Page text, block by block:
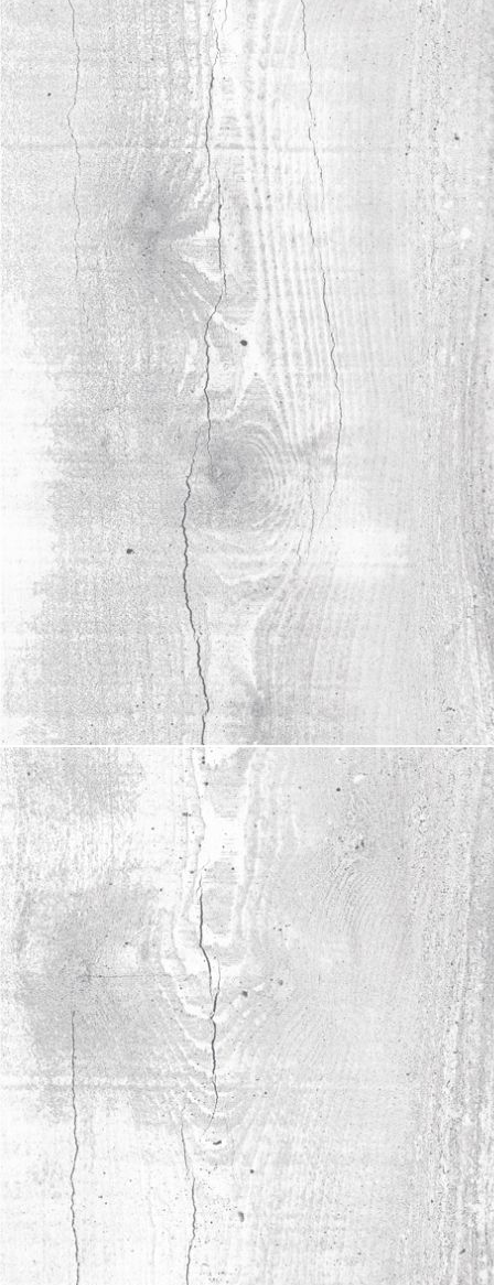
ЛДСП Lamarty FORMA.
читать полностью
10.12.2025
МЕБЕЛЬНАЯ КОНФЕРЕНЦИЯ В
КИРОВЕ: РЕШЕНИЯ LAMARTY И
SYPLY
В Кирове прошла отраслевая конференция
для специалистов мебельного бизнеса,
дизайна и архитектуры.
читать полностью
26.11.2025
LAMARTY ПРЕДСТАВИЛА
КОЛЛЕКЦИЮ FORMA НА
«ПЛАТFORME ВДОХНОВЕНИЯ»
Команда Lamarty презентовала коллекцию
декоров FORMA на закрытом событии для
профессионалов интерьерной отрасли.
читать полностью
15.10.2025
ВСТРЕЧА ПРОФЕССИОНАЛОВ
МЕБЕЛЬНОЙ ОТРАСЛИ У КОМПАНИИ
«КВАДРАТ»
На Дне открытых дверей компании «Квадрат»
обсуждали современные материалы,
мебельные решения и запросы дизайнеров.
читать полностью
23.09.2025
SYPLY И LAMARTY ПРЕДСТАВЛЕНЫ
НА FMC CHINA 2025
Сыктывкарский фанерный завод представил
березовую фанеру SyPly и ЛДСП Lamarty на
выставке FMC China 2025 в Шанхае.
читать полностью
21.08.2025
ДИЛЕРСКАЯ КОНФЕРЕНЦИЯ
LAMARTY НА АЛТАЕ
Традиционная встреча дилеров Lamarty
прошла на Алтае и была посвящена развитию
бренда и партнерской сети.
читать полностью
19.06.2025
СЕМИНАР В ПЕРМИ: РЕШЕНИЯ
LAMARTY И SYPLY ДЛЯ ИНТЕРЬЕРА
В Перми прошел профессиональный семинар
для специалистов мебельной отрасли и
дизайна интерьеров.
читать полностью